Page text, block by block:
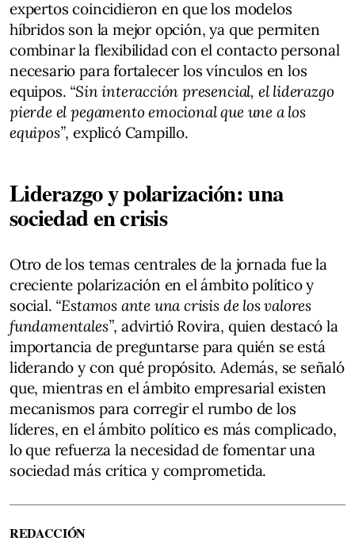
expertos coincidieron en que los modelos
híbridos son la mejor opción, ya que permiten
combinar la flexibilidad con el contacto personal
necesario para fortalecer los vínculos en los
equipos. “Sin interacción presencial, el liderazgo
pierde el pegamento emocional que une a los
equipos”, explicó Campillo.
Liderazgo y polarización: una
sociedad en crisis
Otro de los temas centrales de la jornada fue la
creciente polarización en el ámbito político y
social. “Estamos ante una crisis de los valores
fundamentales”, advirtió Rovira, quien destacó la
importancia de preguntarse para quién se está
liderando y con qué propósito. Además, se señaló
que, mientras en el ámbito empresarial existen
mecanismos para corregir el rumbo de los
líderes, en el ámbito político es más complicado,
lo que refuerza la necesidad de fomentar una
sociedad más crítica y comprometida.
REDACCIÓN